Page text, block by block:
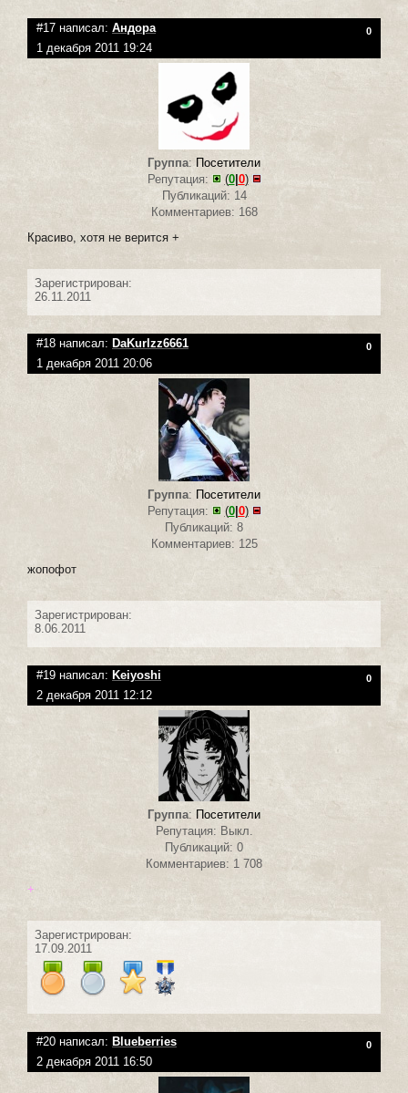
#17 написал: Андора 0
1 декабря 2011 19:24
Группа: Посетители
Репутация:
(0|0)
Публикаций: 14
Комментариев: 168
Красиво, хотя не верится +
Зарегистрирован:
26.11.2011
#18 написал: DaKurlzz6661 0
1 декабря 2011 20:06
Группа: Посетители
Репутация:
(0| 0)
Публикаций: 8
Комментариев: 125
жопофот
Зарегистрирован:
8.06.2011
#19 написал: Keiyoshi 0
2 декабря 2011 12:12
Группа: Посетители
Репутация: Выкл.
Публикаций: 0
Комментариев: 1 708
+
Зарегистрирован:
17.09.2011
#20 написал: Blueberries 0
2 декабря 2011 16:50